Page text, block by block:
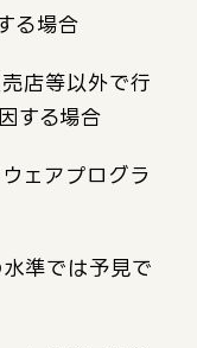
る場合
店等以外で行
する場合
ェアプログラ
準では予見で